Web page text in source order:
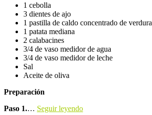
1 cebolla
3 dientes de ajo
1 pastilla de caldo concentrado de verdura
1 patata mediana
2 calabacines
3/4 de vaso medidor de agua
3/4 de vaso medidor de leche
Sal
Aceite de oliva
Preparación
Paso 1.… Seguir leyendo